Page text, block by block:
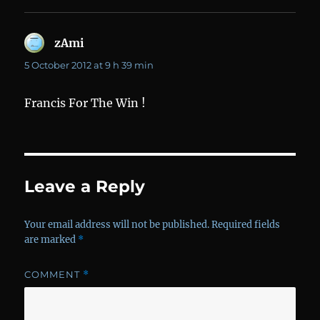
zAmi
5 October 2012 at 9 h 39 min
Francis For The Win !
Leave a Reply
Your email address will not be published. Required fields
are marked *
COMMENT *